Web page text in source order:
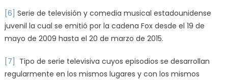
[6] Serie de televisión y comedia musical estadounidense
juvenil la cual se emitió por la cadena Fox desde el 19 de
mayo de 2009 hasta el 20 de marzo de 2015.​​
[7]
Tipo de serie televisiva cuyos episodios se desarrollan
regularmente en los mismos lugares y con los mismos